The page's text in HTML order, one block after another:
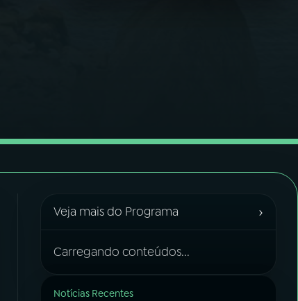
Veja mais do Programa ›
Carregando conteúdos...
Notícias Recentes